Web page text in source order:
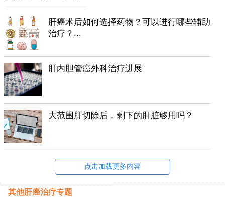
肝癌术后如何选择药物？可以进行哪些辅助
治疗？...
肝内胆管癌外科治疗进展
大范围肝切除后，剩下的肝脏够用吗？
点击加载更多内容
其他肝癌治疗专题